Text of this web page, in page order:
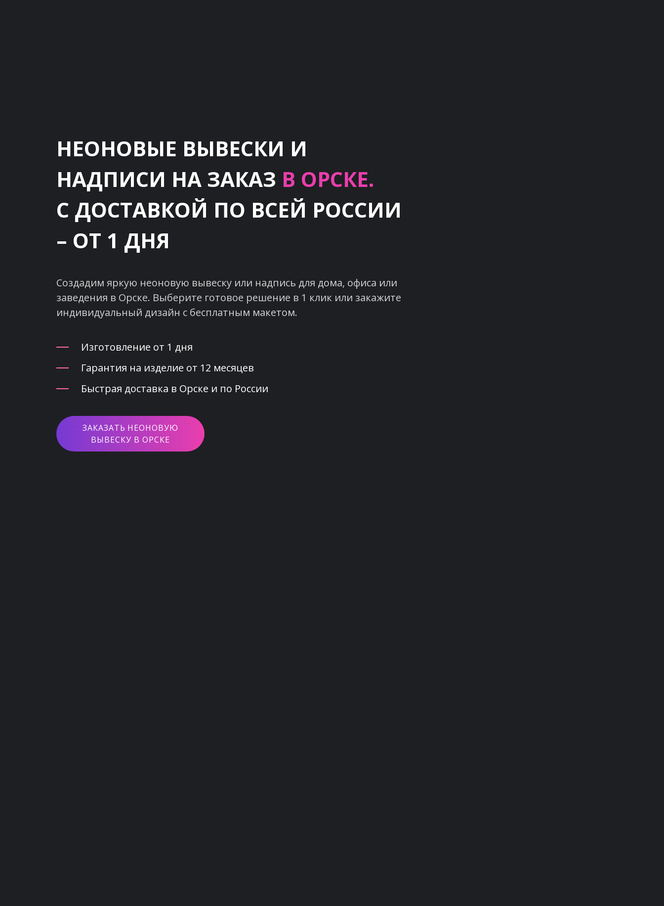
НЕОНОВЫЕ ВЫВЕСКИ И
НАДПИСИ НА ЗАКАЗ В ОРСКЕ.
С ДОСТАВКОЙ ПО ВСЕЙ РОССИИ
– ОТ 1 ДНЯ
Создадим яркую неоновую вывеску или надпись для дома, офиса или
заведения в Орске. Выберите готовое решение в 1 клик или закажите
индивидуальный дизайн с бесплатным макетом.
Изготовление от 1 дня
Гарантия на изделие от 12 месяцев
Быстрая доставка в Орске и по России
ЗАКАЗАТЬ НЕОНОВУЮ
ВЫВЕСКУ В ОРСКЕ